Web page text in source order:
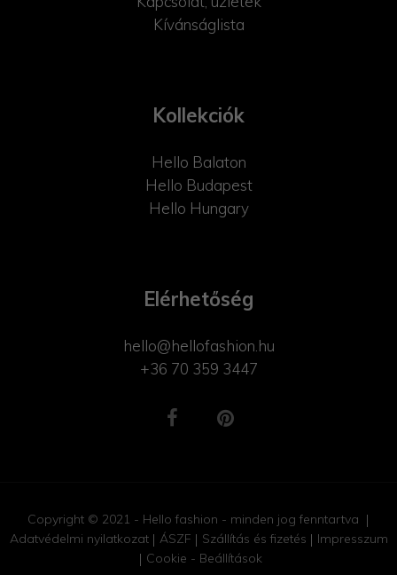
Kívánságlista
Kollekciók
Hello Balaton
Hello Budapest
Hello Hungary
Elérhetőség
hello@hellofashion.hu
+36 70 359 3447
Copyright © 2021 - Hello fashion - minden jog fenntartva
Adatvédelmi nyilatkozat
ÁSZF Szállítás és fizetés
Impresszum
Cookie - Beállítások